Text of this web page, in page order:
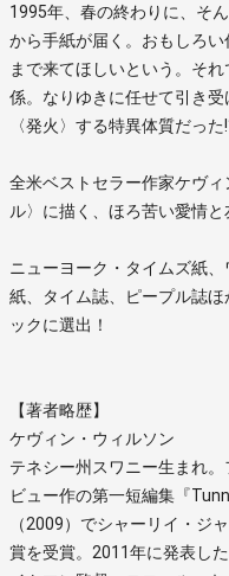
1995年、春の終わりに、そ
から手紙が届く。おもしろ
まで来てほしいという。そ
係。なりゆきに任せて引き
〈発火〉する特異体質だっ
全米ベストセラー作家ケヴ
ル〉に描く、ほろ苦い愛情と
ニューヨーク・タイムズ紙
紙、タイム誌、ピープル誌
ックに選出！
【著者略歴】
ケヴィン・ウィルソン
テネシー州スワニー生まれ
ビュー作の第一短編集『
（2009）でシャーリイ・ジ
賞を受賞。2011年に発表し